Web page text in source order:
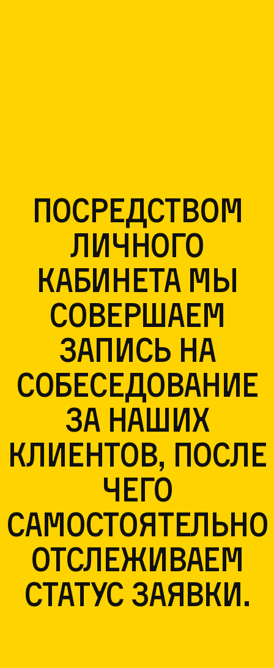
Посредством
личного
кабинета мы
совершаем
запись на
собеседование
за наших
клиентов, после
чего
самостоятельно
отслеживаем
статус заявки.